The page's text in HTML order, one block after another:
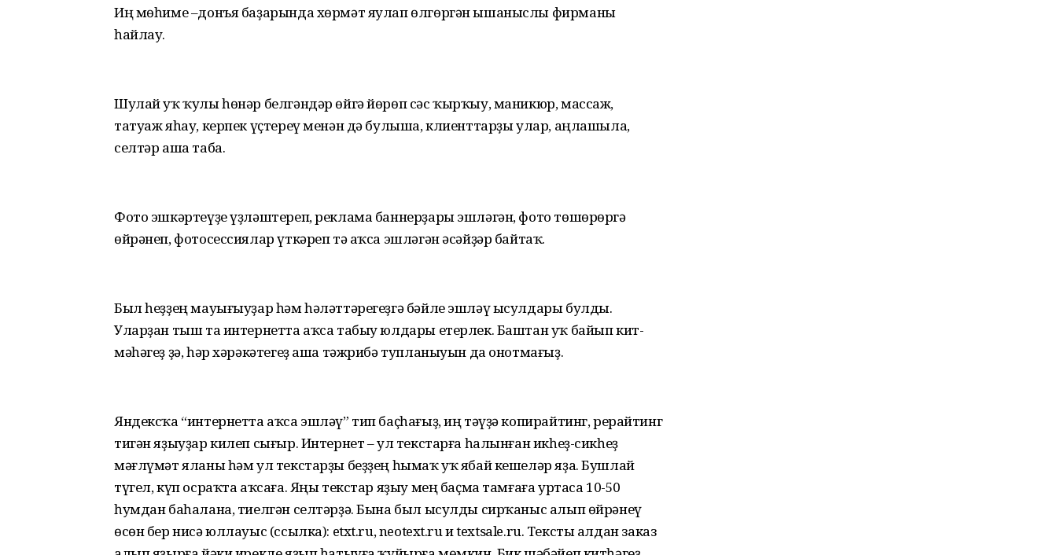
Иң мөһиме –донъя баҙарында хөрмәт яулап өлгөргән ышаныслы фирманы
һайлау.
Шулай уҡ ҡулы һөнәр белгәндәр өйгә йөрөп сәс ҡырҡыу, маникюр, массаж,
татуаж яһау, керпек үҫтереү ме­нән дә булыша, клиенттарҙы улар, аңлашыла,
селтәр аша таба.
Фото эшкәртеүҙе үҙләштереп, реклама баннерҙары эшләгән, фото төшө­рөргә
өйрәнеп, фотосессиялар үткәреп тә аҡса эшләгән әсәйҙәр байтаҡ.
Был һеҙҙең мауығыуҙар һәм һәләт­тәрегеҙгә бәйле эшләү ысулдары булды.
Уларҙан тыш та интернетта аҡса табыу юлдары етерлек. Баштан уҡ байып кит­
мәһәгеҙ ҙә, һәр хәрәкәтегеҙ аша тәж­рибә тупланыуын да онотмағыҙ.
Яндексҡа “интернетта аҡса эшләү” тип баҫһағыҙ, иң тәүҙә копирайтинг, рерайтинг
тигән яҙыуҙар килеп сығыр. Интернет – ул текстарға һалынған икһеҙ-сикһеҙ
мәғлүмәт яланы һәм ул текстарҙы беҙҙең һымаҡ уҡ ябай кешеләр яҙа. Бушлай
түгел, күп осраҡта аҡсаға. Яңы текстар яҙыу мең баҫма тамғаға уртаса 10-50
һумдан баһалана, тиелгән селтәрҙә. Бына был ысулды сирҡаныс алып өйрәнеү
өсөн бер нисә юллауыс (ссылка): etxt.ru, neotext.ru и textsale.ru. Тексты алдан заказ